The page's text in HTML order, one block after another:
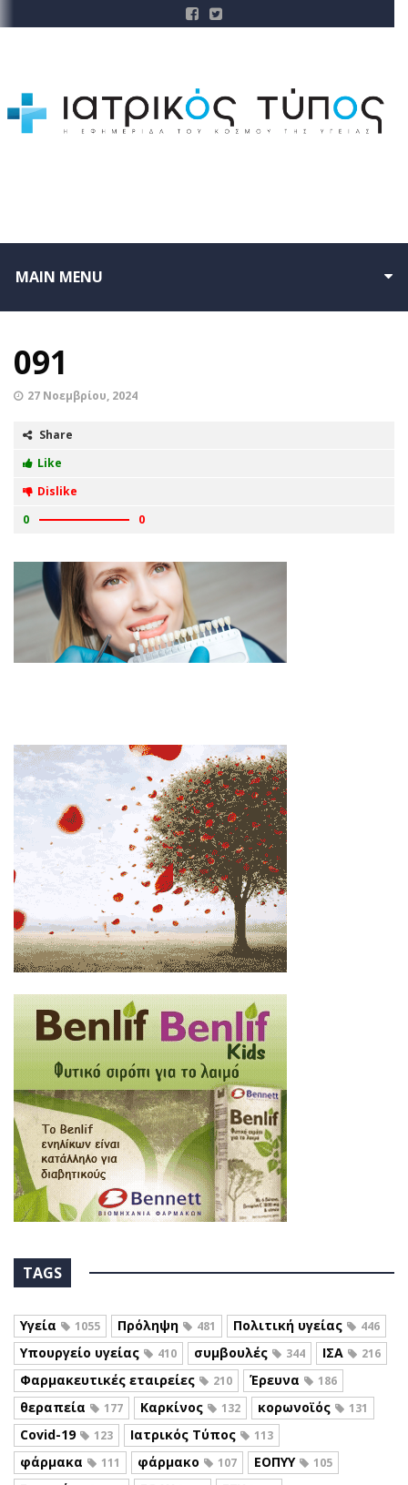
MAIN MENU
091
27 Νοεμβρίου, 2024
Share
Like
Dislike
0
0
TAGS
Υγεία 1055 Πρόληψη 481 Πολιτική υγείας 446
Υπουργείο υγείας 410 συμβουλές 344 ΙΣΑ 216
Φαρμακευτικές εταιρείες 210 Έρευνα 186
θεραπεία 177 Καρκίνος 132 κορωνοϊός 131
Covid-19 123 Ιατρικός Τύπος 113
φάρμακα 111 φάρμακο 107 ΕΟΠΥΥ 105